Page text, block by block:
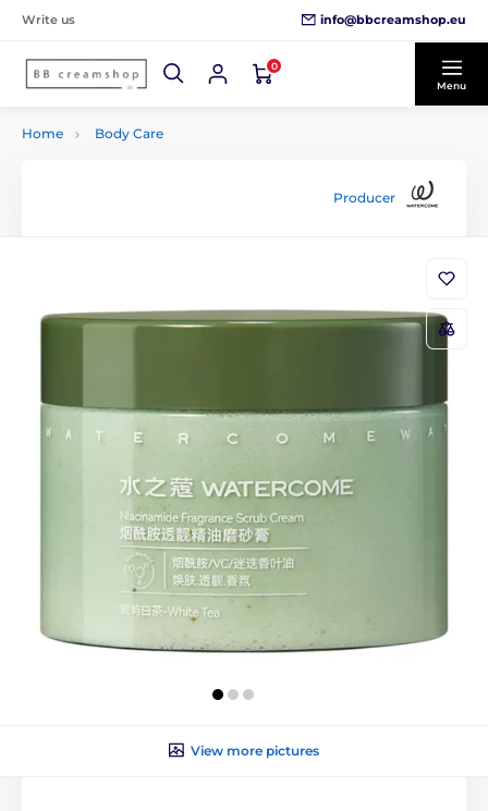
Write us info@bbcreamshop.eu
0
Menu
Home Body Care
Producer
View more pictures